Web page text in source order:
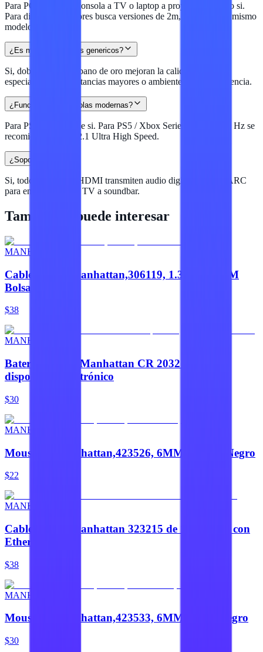
Para PC a monitor, consola a TV o laptop a proyector cercano si.
Para distancias mayores busca versiones de 2m, 3m o 5m del mismo
modelo.
¿Es mejor que cables genericos?
Si, doble blindaje y bano de oro mejoran la calidad de senal
especialmente en distancias mayores o ambientes con interferencia.
¿Funciona con consolas modernas?
Para PS4 / Xbox One si. Para PS5 / Xbox Series X a 4K 120 Hz se
recomienda HDMI 2.1 Ultra High Speed.
¿Soporta audio?
Si, todos los cables HDMI transmiten audio digital. Soporta ARC
para enviar audio de TV a soundbar.
También te puede interesar
MANHATTAN
Cable HDMI,Manhattan,306119, 1.3 M-M 1.8M
Bolsa
$38
MANHATTAN
Batería CMOS Manhattan CR 2032 para
dispositivos electrónico
$30
MANHATTAN
Mousepad,Manhattan,423526, 6MM Granel, Negro
$22
MANHATTAN
Cable HDMI Manhattan 323215 de 1.4 metros con
Ethernet
$38
MANHATTAN
Mousepad,Manhattan,423533, 6MM Bolsa, Negro
$30